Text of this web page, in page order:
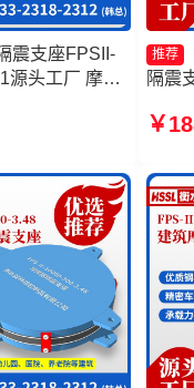
震支座FPSII-
源头工厂 摩擦
源头工厂 摩
推荐
隔震
家 摩
￥